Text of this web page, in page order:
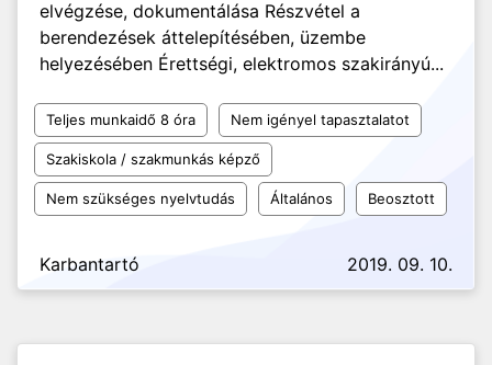
elvégzése, dokumentálása Részvétel a
berendezések áttelepítésében, üzembe
helyezésében Érettségi, elektromos szakirányú...
Teljes munkaidő 8 óra Nem igényel tapasztalatot
Szakiskola / szakmunkás képző
Nem szükséges nyelvtudás Általános Beosztott
Karbantartó 2019. 09. 10.